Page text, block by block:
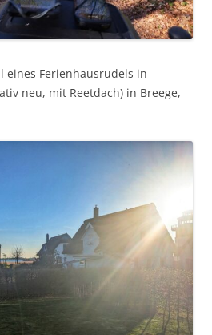
eines Ferienhausrudels in
neu, mit Reetdach) in Breege,